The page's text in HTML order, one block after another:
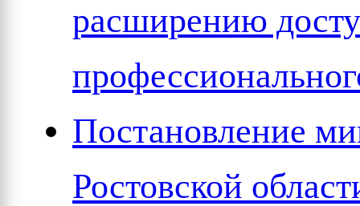
расширению
Постановление
Ростовской